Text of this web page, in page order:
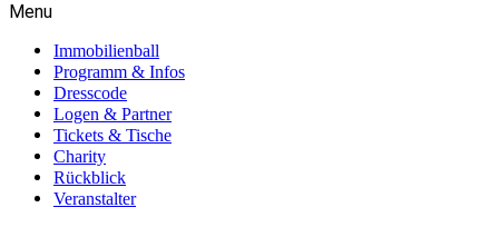
Menu
Immobilienball
Programm & Infos
Dresscode
Logen & Partner
Tickets & Tische
Charity
Rückblick
Veranstalter